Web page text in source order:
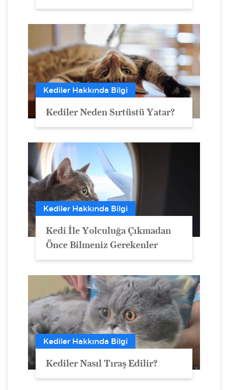
Kediler Hakkında Bilgi
Kediler Neden Sırtüstü Yatar?
Kediler Hakkında Bilgi
Kedi İle Yolculuğa Çıkmadan
Önce Bilmeniz Gerekenler
Kediler Hakkında Bilgi
Kediler Nasıl Tıraş Edilir?